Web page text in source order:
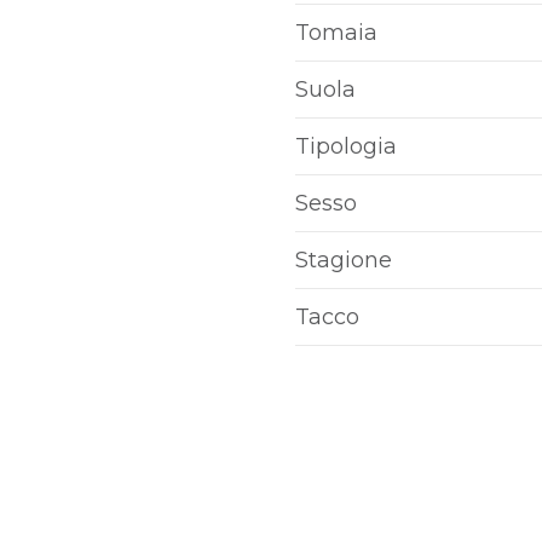
Tomaia
Suola
Tipologia
Sesso
Stagione
Tacco